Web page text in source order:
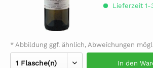
Lieferzeit 1-
* Abbildung ggf. ähnlich, Abweichungen
In den